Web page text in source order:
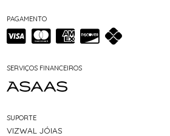
PAGAMENTO
SERVIÇOS FINANCEIROS
SUPORTE
VIZWAL JÓIAS